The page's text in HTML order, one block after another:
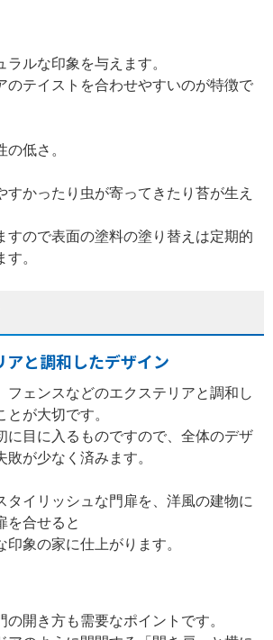
ルな印象を与えます。
のテイストを合わせやすいのが特徴で
低さ。
すかったり虫が寄ってきたり苔が生え
すので表面の塗料の塗り替えは定期的
。
アと調和したデザイン
フェンスなどのエクステリアと調和し
が大切です。
に目に入るものですので、全体のデザ
が少なく済みます。
タイリッシュな門扉を、洋風の建物に
を合せると
象の家に仕上がります。
の開き方も需要なポイントです。